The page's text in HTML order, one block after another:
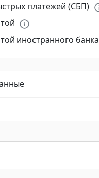
платежей (СБП)
иностранного банка